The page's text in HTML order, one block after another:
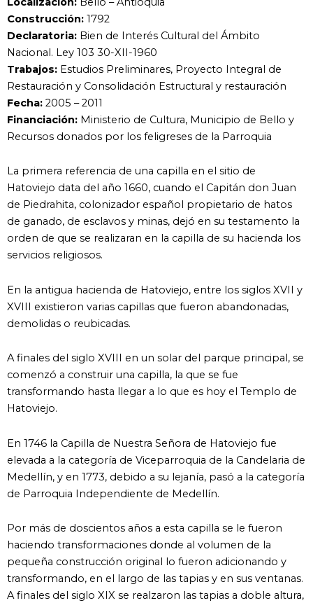
Construcción: 1792
Declaratoria: Bien de Interés Cultural del Ámbito
Nacional. Ley 103 30-XII-1960
Trabajos: Estudios Preliminares, Proyecto Integral de
Restauración y Consolidación Estructural y restauración
Fecha: 2005 – 2011
Financiación: Ministerio de Cultura, Municipio de Bello y
Recursos donados por los feligreses de la Parroquia
La primera referencia de una capilla en el sitio de
Hatoviejo data del año 1660, cuando el Capitán don Juan
de Piedrahita, colonizador español propietario de hatos
de ganado, de esclavos y minas, dejó en su testamento la
orden de que se realizaran en la capilla de su hacienda los
servicios religiosos.
En la antigua hacienda de Hatoviejo, entre los siglos XVII y
XVIII existieron varias capillas que fueron abandonadas,
demolidas o reubicadas.
A finales del siglo XVIII en un solar del parque principal, se
comenzó a construir una capilla, la que se fue
transformando hasta llegar a lo que es hoy el Templo de
Hatoviejo.
En 1746 la Capilla de Nuestra Señora de Hatoviejo fue
elevada a la categoría de Viceparroquia de la Candelaria de
Medellín, y en 1773, debido a su lejanía, pasó a la categoría
de Parroquia Independiente de Medellín.
Por más de doscientos años a esta capilla se le fueron
haciendo transformaciones donde al volumen de la
pequeña construcción original lo fueron adicionando y
transformando, en el largo de las tapias y en sus ventanas.
A finales del siglo XIX se realzaron las tapias a doble altura,